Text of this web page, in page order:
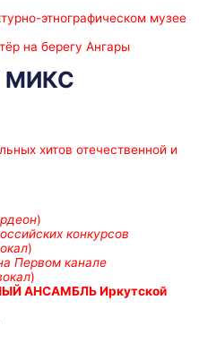
этнографическом музее
на берегу Ангары
МИКС
хитов отечественной и
)
конкурсов
)
Первом канале
)
АНСАМБЛЬ Иркутской